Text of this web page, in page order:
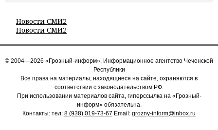
Новости СМИ2
Новости СМИ2
© 2004—2026 «Грозный-информ», Информационное агентство Чеченской
Республики
Все права на материалы, находящиеся на сайте, охраняются в
соответствии с законодательством РФ.
При использовании материалов сайта, гиперссылка на «Грозный-
информ» обязательна.
Контакты: тел: 8 (938) 019-73-67 Email: grozny-inform@inbox.ru